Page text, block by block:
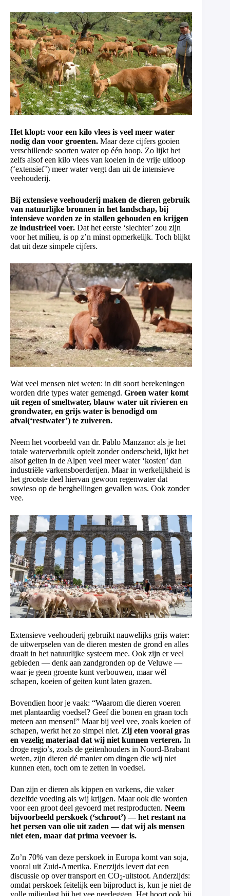
Het klopt: voor een kilo vlees is veel meer water
nodig dan voor groenten. Maar deze cijfers gooien
verschillende soorten water op één hoop. Zo lijkt het
zelfs alsof een kilo vlees van koeien in de vrije uitloop
(‘extensief’) meer water vergt dan uit de intensieve
veehouderij.
Bij extensieve veehouderij maken de dieren gebruik
van natuurlijke bronnen in het landschap, bij
intensieve worden ze in stallen gehouden en krijgen
ze industrieel voer. Dat het eerste ‘slechter’ zou zijn
voor het milieu, is op z’n minst opmerkelijk. Toch blijkt
dat uit deze simpele cijfers.
Wat veel mensen niet weten: in dit soort berekeningen
worden drie types water gemengd. Groen water komt
uit regen of smeltwater, blauw water uit rivieren en
grondwater, en grijs water is benodigd om
afval(‘restwater’) te zuiveren.
Neem het voorbeeld van dr. Pablo Manzano: als je het
totale waterverbruik optelt zonder onderscheid, lijkt het
alsof geiten in de Alpen veel meer water ‘kosten’ dan
industriële varkensboerderijen. Maar in werkelijkheid is
het grootste deel hiervan gewoon regenwater dat
sowieso op de berghellingen gevallen was. Ook zonder
vee.
Extensieve veehouderij gebruikt nauwelijks grijs water:
de uitwerpselen van de dieren mesten de grond en alles
draait in het natuurlijke systeem mee. Ook zijn er veel
gebieden — denk aan zandgronden op de Veluwe —
waar je geen groente kunt verbouwen, maar wél
schapen, koeien of geiten kunt laten grazen.
Bovendien hoor je vaak: “Waarom die dieren voeren
met plantaardig voedsel? Geef die bonen en graan toch
meteen aan mensen!” Maar bij veel vee, zoals koeien of
schapen, werkt het zo simpel niet. Zij eten vooral gras
en vezelig materiaal dat wij niet kunnen verteren. In
droge regio’s, zoals de geitenhouders in Noord-Brabant
weten, zijn dieren dé manier om dingen die wij niet
kunnen eten, toch om te zetten in voedsel.
Dan zijn er dieren als kippen en varkens, die vaker
dezelfde voeding als wij krijgen. Maar ook die worden
voor een groot deel gevoerd met restproducten. Neem
bijvoorbeeld perskoek (‘schroot’) — het restant na
het persen van olie uit zaden — dat wij als mensen
niet eten, maar dat prima veevoer is.
Zo’n 70% van deze perskoek in Europa komt van soja,
vooral uit Zuid-Amerika. Enerzijds levert dat een
discussie op over transport en CO2-uitstoot. Anderzijds:
omdat perskoek feitelijk een bijproduct is, kun je niet de
volle milieulast bij het vee neerleggen. Het hoort ook bij